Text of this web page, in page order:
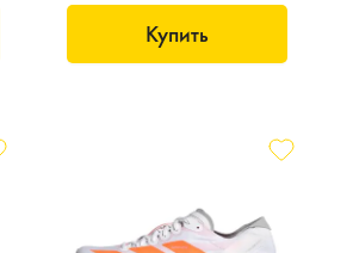
Купить